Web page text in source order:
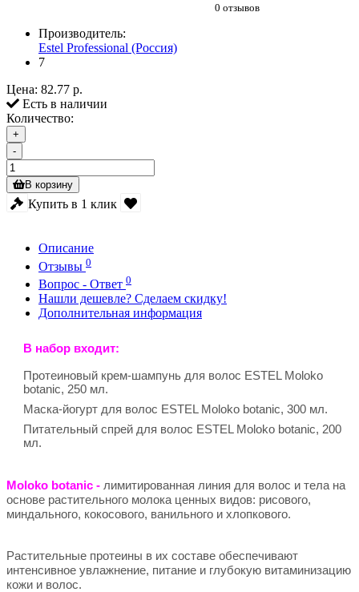
0 отзывов
Производитель:
Estel Professional (Россия)
7
Цена: 82.77 р.
Есть в наличии
Количество:
+
-
В корзину
Купить в 1 клик
Описание
Отзывы 0
Вопрос - Ответ 0
Нашли дешевле? Сделаем скидку!
Дополнительная информация
В набор входит:
Протеиновый крем-шампунь для волос ESTEL Moloko
botanic, 250 мл.
Маска-йогурт для волос ESTEL Moloko botanic, 300 мл.
Питательный спрей для волос ESTEL Moloko botanic, 200
мл.
Moloko botanic - лимитированная линия для волос и тела на
основе растительного молока ценных видов: рисового,
миндального, кокосового, ванильного и хлопкового.
Растительные протеины в их составе обеспечивают
интенсивное увлажнение, питание и глубокую витаминизацию
кожи и волос.